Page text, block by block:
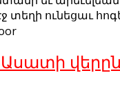
ունեցաւ